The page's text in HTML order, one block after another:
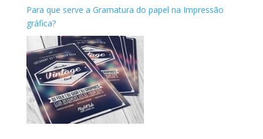
Para que serve a Gramatura do papel na Impressão
gráfica?